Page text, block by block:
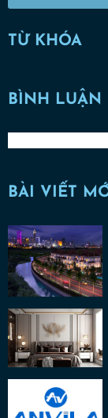
TỪ KHÓA
BÌNH LUẬN
BÀI VIẾT